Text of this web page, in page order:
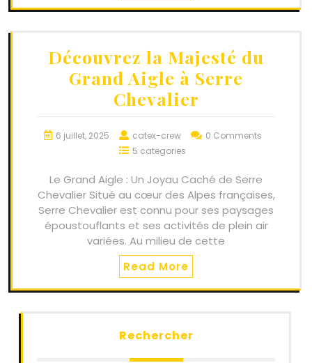
Découvrez la Majesté du
Grand Aigle à Serre
Chevalier
6 juillet, 2025 catex-crew
0 Comments
5 categories
Le Grand Aigle : Un Joyau Caché de Serre
Chevalier Situé au cœur des Alpes françaises,
Serre Chevalier est connu pour ses paysages
époustouflants et ses activités de plein air
variées. Au milieu de cette
Read More
Rechercher